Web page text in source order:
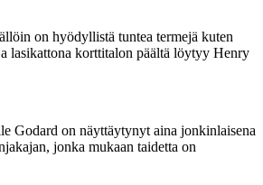
on hyödyllistä tuntea termejä kuten
lasikattona korttitalon päältä löytyy Henry
Godard on näyttäytynyt aina jonkinlaisena
jonka mukaan taidetta on